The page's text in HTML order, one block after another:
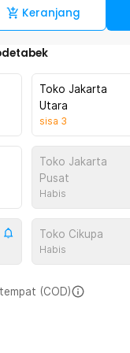
Keranjang
Toko Jakarta
Utara
sisa 3
Toko Jakarta
Pusat
Habis
Toko Cikupa
Habis
(COD)